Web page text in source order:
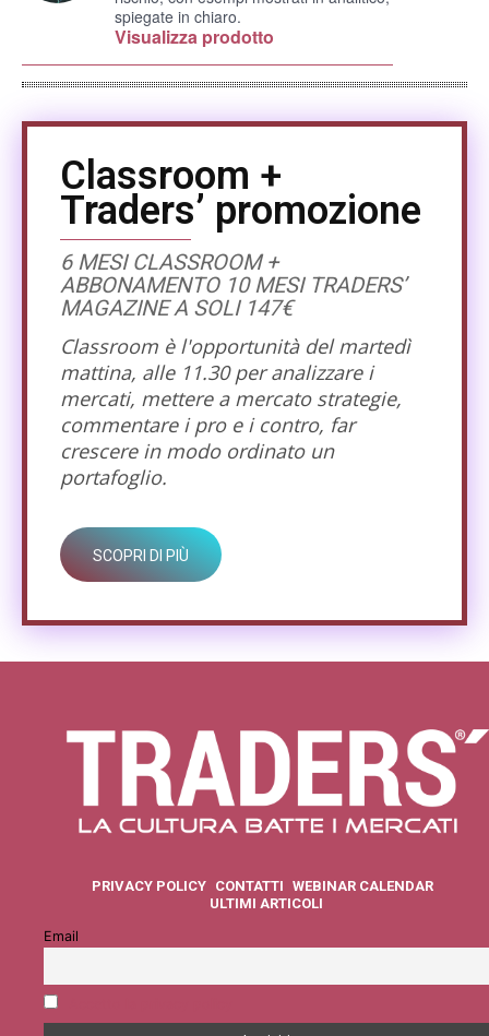
spiegate in chiaro.
Visualizza prodotto
Classroom +
Traders’ promozione
6 MESI CLASSROOM +
ABBONAMENTO 10 MESI TRADERS’
MAGAZINE A SOLI 147€
Classroom è l'opportunità del martedì
mattina, alle 11.30 per analizzare i
mercati, mettere a mercato strategie,
commentare i pro e i contro, far
crescere in modo ordinato un
portafoglio.
SCOPRI DI PIÙ
PRIVACY POLICY CONTATTI WEBINAR CALENDAR
ULTIMI ARTICOLI
Email